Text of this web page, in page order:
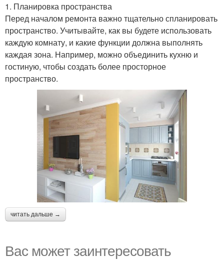
1. Планировка пространства
Перед началом ремонта важно тщательно спланировать
пространство. Учитывайте, как вы будете использовать
каждую комнату, и какие функции должна выполнять
каждая зона. Например, можно объединить кухню и
гостиную, чтобы создать более просторное
пространство.
читать дальше →
Вас может заинтересовать